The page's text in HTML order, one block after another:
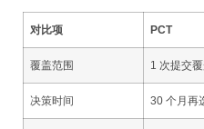
对比项 PCT
覆盖范围 1 次提交
决策时间 30 个月再